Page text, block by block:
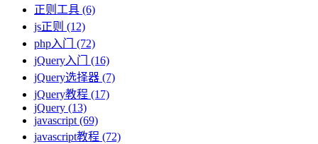
正则工具 (6)
js正则 (12)
php入门
(72)
jQuery入门
(16)
jQuery选择器 (7)
jQuery教程 (17)
jQuery (13)
javascript (69)
javascript教程 (72)